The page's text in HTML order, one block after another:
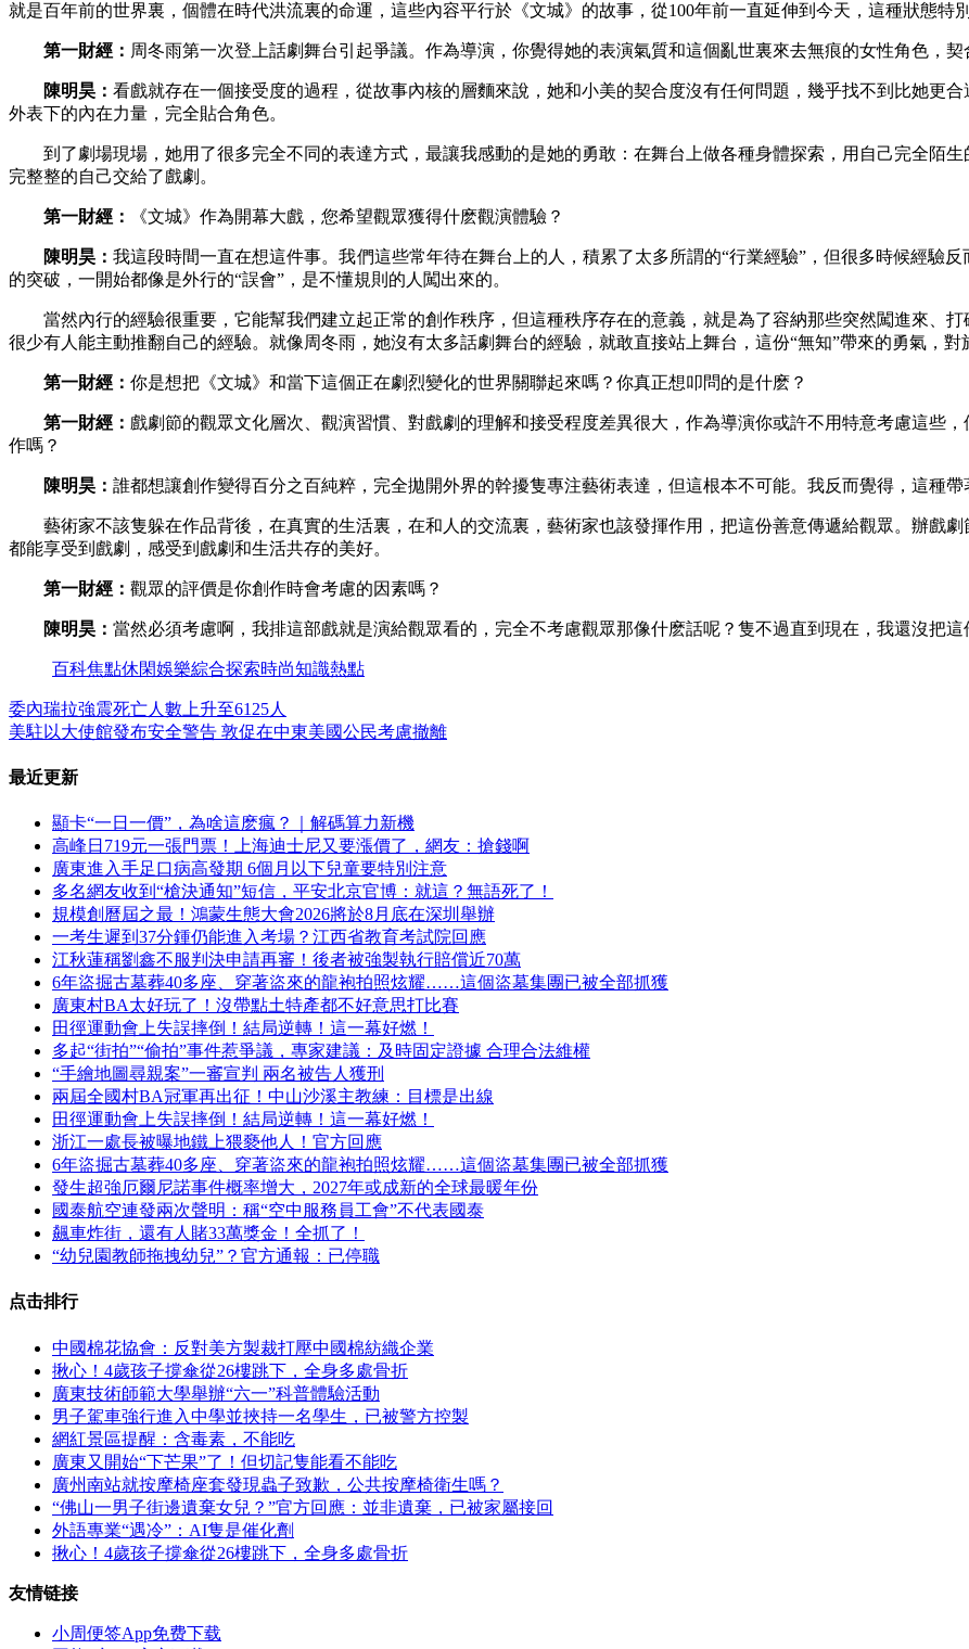
就是百年前的世界裏，個體在時代洪流裏的命運，這些內容平行於《文城》的故事，從100年前一直延伸到今天，這種狀態特別
第一財經： 周冬雨第一次登上話劇舞台引起爭議。作為導演，你覺得她的表演氣質和這個亂世裏來去無痕的女性角色，契
陳明昊： 看戲就存在一個接受度的過程，從故事內核的層麵來說，她和小美的契合度沒有任何問題，幾乎找不到比她
外表下的內在力量，完全貼合角色。
到了劇場現場，她用了很多完全不同的表達方式，最讓我感動的是她的勇敢：在舞台上做各種身體探索，用自己完全陌
完整整的自己交給了戲劇。
第一財經： 《文城》作為開幕大戲，您希望觀眾獲得什麽觀演體驗？
陳明昊：我這段時間一直在想這件事。我們這些常年待在舞台上的人，積累了太多所謂的“行業經驗”，但很多時候經驗
的突破，一開始都像是外行的“誤會”，是不懂規則的人闖出來的。
當然內行的經驗很重要，它能幫我們建立起正常的創作秩序，但這種秩序存在的意義，就是為了容納那些突然闖進來、
很少有人能主動推翻自己的經驗。就像周冬雨，她沒有太多話劇舞台的經驗，就敢直接站上舞台，這份“無知”帶來的勇氣，對
第一財經： 你是想把《文城》和當下這個正在劇烈變化的世界關聯起來嗎？你真正想叩問的是什麽？‌
第一財經： 戲劇節的觀眾文化層次、觀演習慣、對戲劇的理解和接受程度差異很大，作為導演你或許不用特意考慮這些
作嗎？
陳明昊： 誰都想讓創作變得百分之百純粹，完全拋開外界的幹擾隻專注藝術表達，但這根本不可能。我反而覺得，這種帶
藝術家不該隻躲在作品背後，在真實的生活裏，在和人的交流裏，藝術家也該發揮作用，把這份善意傳遞給觀眾。辦戲劇
都能享受到戲劇，感受到戲劇和生活共存的美好。
第一財經： 觀眾的評價是你創作時會考慮的因素嗎？‌
陳明昊： 當然必須考慮啊，我排這部戲就是演給觀眾看的，完全不考慮觀眾那像什麽話呢？隻不過直到現在，我還沒把這
百科焦點休閑娛樂綜合探索時尚知識熱點
委內瑞拉強震死亡人數上升至6125人
美駐以大使館發布安全警告 敦促在中東美國公民考慮撤離
最近更新
顯卡“一日一價”，為啥這麽瘋？｜解碼算力新機
高峰日719元一張門票！上海迪士尼又要漲價了，網友：搶錢啊
廣東進入手足口病高發期 6個月以下兒童要特別注意
多名網友收到“槍決通知”短信，平安北京官博：就這？無語死了！
規模創曆屆之最！鴻蒙生態大會2026將於8月底在深圳舉辦
一考生遲到37分鍾仍能進入考場？江西省教育考試院回應
江秋蓮稱劉鑫不服判決申請再審！後者被強製執行賠償近70萬
6年盜掘古墓葬40多座、穿著盜來的龍袍拍照炫耀……這個盜墓集團已被全部抓獲
廣東村BA太好玩了！沒帶點土特產都不好意思打比賽
田徑運動會上失誤摔倒！結局逆轉！這一幕好燃！
多起“街拍”“偷拍”事件惹爭議，專家建議：及時固定證據 合理合法維權
“手繪地圖尋親案”一審宣判 兩名被告人獲刑
兩屆全國村BA冠軍再出征！中山沙溪主教練：目標是出線
田徑運動會上失誤摔倒！結局逆轉！這一幕好燃！
浙江一處長被曝地鐵上猥褻他人！官方回應
6年盜掘古墓葬40多座、穿著盜來的龍袍拍照炫耀……這個盜墓集團已被全部抓獲
發生超強厄爾尼諾事件概率增大，2027年或成新的全球最暖年份
國泰航空連發兩次聲明：稱“空中服務員工會”不代表國泰
飆車炸街，還有人賭33萬獎金！全抓了！
“幼兒園教師拖拽幼兒”？官方通報：已停職
点击排行
中國棉花協會：反對美方製裁打壓中國棉紡織企業
揪心！4歲孩子撐傘從26樓跳下，全身多處骨折
廣東技術師範大學舉辦“六一”科普體驗活動
男子駕車強行進入中學並挾持一名學生，已被警方控製
網紅景區提醒：含毒素，不能吃
廣東又開始“下芒果”了！但切記隻能看不能吃
廣州南站就按摩椅座套發現蟲子致歉，公共按摩椅衛生嗎？
“佛山一男子街邊遺棄女兒？”官方回應：並非遺棄，已被家屬接回
外語專業“遇冷”：AI隻是催化劑
揪心！4歲孩子撐傘從26樓跳下，全身多處骨折
友情链接
小周便签App免费下载